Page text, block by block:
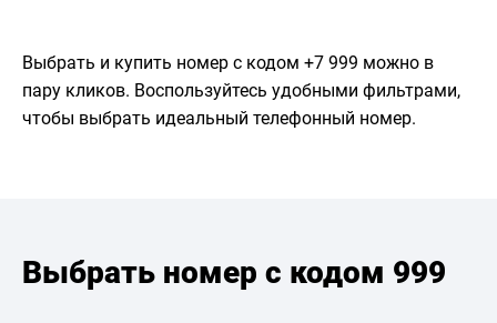
Выбрать и купить номер с кодом +7 999 можно в
пару кликов. Воспользуйтесь удобными фильтрами,
чтобы выбрать идеальный телефонный номер.
Выбрать номер с кодом 999